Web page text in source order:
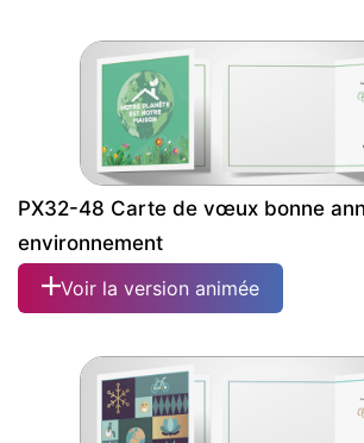
PX32-48 Carte de vœux bonne
environnement
Voir la version animée